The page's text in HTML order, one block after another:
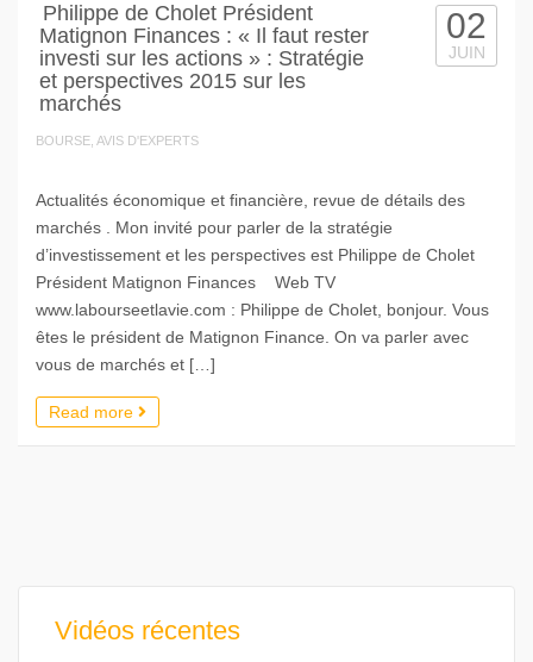
Philippe de Cholet Président
Matignon Finances : « Il faut rester
investi sur les actions » : Stratégie
et perspectives 2015 sur les
marchés
BOURSE, AVIS D'EXPERTS
02
JUIN
Actualités économique et financière, revue de détails des
marchés . Mon invité pour parler de la stratégie
d’investissement et les perspectives est Philippe de Cholet
Président Matignon Finances Web TV
www.labourseetlavie.com : Philippe de Cholet, bonjour. Vous
êtes le président de Matignon Finance. On va parler avec
vous de marchés et […]
Read more
Vidéos récentes